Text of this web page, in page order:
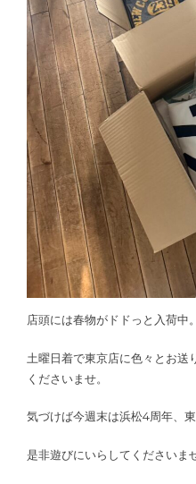
店頭には春物がドドっと入荷中。
土曜日着で東京店に色々とお送
くださいませ。
気づけば今週末は浜松4周年、
是非遊びにいらしてくださいま